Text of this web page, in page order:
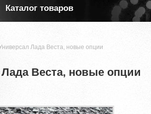
Каталог товаров
Лада Веста, новые опции
Веста, новые опции